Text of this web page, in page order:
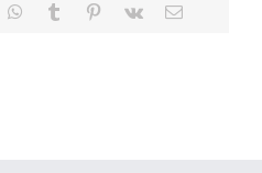
WhatsApp
Tumblr Pinterest
Vk Email